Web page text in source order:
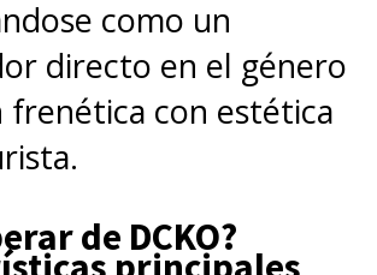
como un
directo en el género
frenética con estética
de DCKO?